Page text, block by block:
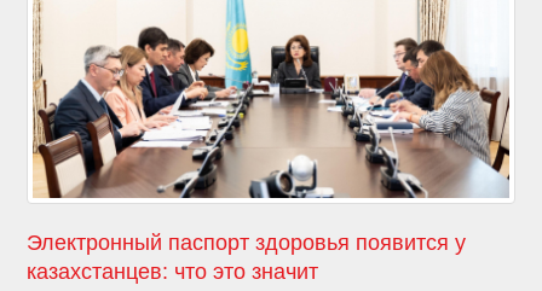
Электронный паспорт здоровья появится у
казахстанцев: что это значит